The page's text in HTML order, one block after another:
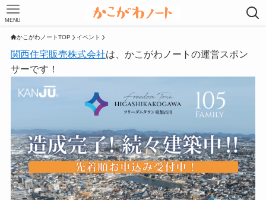
MENU
かこがわノートTOP イベント
関西住宅販売株式会社は、かこがわノートの運営スポン
サーです！